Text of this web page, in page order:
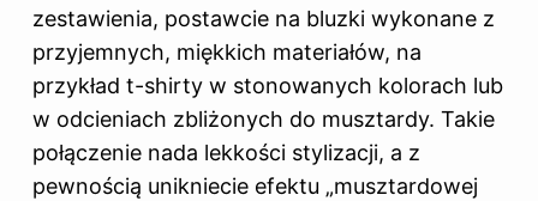
zestawienia, postawcie na bluzki wykonane z
przyjemnych, miękkich materiałów, na
przykład t-shirty w stonowanych kolorach lub
w odcieniach zbliżonych do musztardy. Takie
połączenie nada lekkości stylizacji, a z
pewnością unikniecie efektu „musztardowej